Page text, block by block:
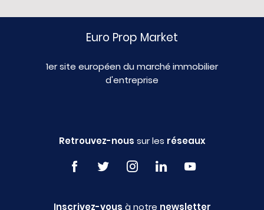
Euro Prop Market
1er site européen du marché immobilier
d'entreprise
Retrouvez-nous sur les réseaux
Inscrivez-vous à notre newsletter